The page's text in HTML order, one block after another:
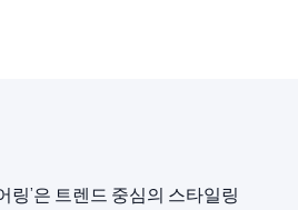
링’은 트렌드 중심의 스타일링